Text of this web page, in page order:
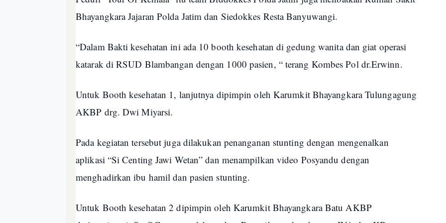
Bhayangkara Jajaran Polda Jatim dan Siedokkes Resta Banyuwangi.
“Dalam Bakti kesehatan ini ada 10 booth kesehatan di gedung wanita dan giat operasi
katarak di RSUD Blambangan dengan 1000 pasien, “ terang Kombes Pol dr.Erwinn.
Untuk Booth kesehatan 1, lanjutnya dipimpin oleh Karumkit Bhayangkara Tulungagung
AKBP drg. Dwi Miyarsi.
Pada kegiatan tersebut juga dilakukan penanganan stunting dengan mengenalkan
aplikasi “Si Centing Jawi Wetan” dan menampilkan video Posyandu dengan
menghadirkan ibu hamil dan pasien stunting.
Untuk Booth kesehatan 2 dipimpin oleh Karumkit Bhayangkara Batu AKBP